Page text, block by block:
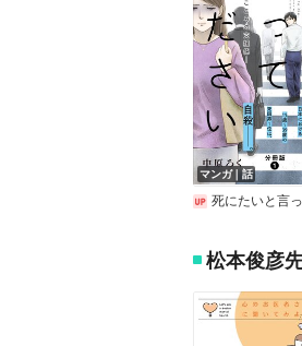
マンガ｜話
死にたいと言ってください―保健所こ
松本俊彦